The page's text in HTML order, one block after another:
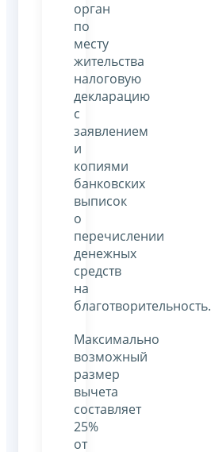
орган
по
месту
жительства
налоговую
декларацию
с
заявлением
и
копиями
банковских
выписок
о
перечислении
денежных
средств
на
благотворительность.
Максимально
возможный
размер
вычета
составляет
25%
от